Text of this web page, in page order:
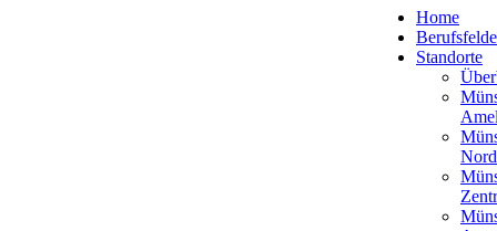
Home
Standorte
Nord